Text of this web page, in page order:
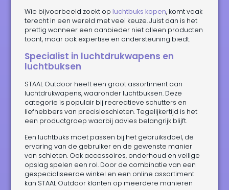
Wie bijvoorbeeld zoekt op luchtbuks kopen, komt vaak
terecht in een wereld met veel keuze. Juist dan is het
prettig wanneer een aanbieder niet alleen producten
toont, maar ook expertise en ondersteuning biedt.
Specialist in luchtdrukwapens en
luchtbuksen
STAAL Outdoor heeft een groot assortiment aan
luchtdrukwapens, waaronder luchtbuksen. Deze
categorie is populair bij recreatieve schutters en
liefhebbers van precisieschieten. Tegelijkertijd is het
een productgroep waarbij advies belangrijk blijft.
Een luchtbuks moet passen bij het gebruiksdoel, de
ervaring van de gebruiker en de gewenste manier
van schieten. Ook accessoires, onderhoud en veilige
opslag spelen een rol. Door de combinatie van een
gespecialiseerde winkel en een online assortiment
kan STAAL Outdoor klanten op meerdere manieren